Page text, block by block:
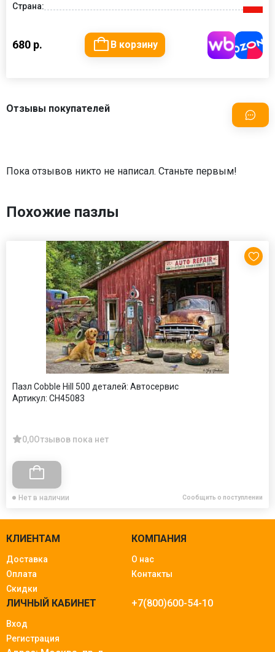
Страна:
680 р. В корзину
Отзывы покупателей
Пока отзывов никто не написал. Станьте первым!
Похожие пазлы
Пазл Cobble Hill 500 деталей: Автосервис
Артикул: CH45083
0,0Отзывов пока нет
Нет в наличии Сообщить о поступлении
КЛИЕНТАМ
Доставка
Оплата
Скидки
КОМПАНИЯ
О нас
Контакты
ЛИЧНЫЙ КАБИНЕТ
Вход
Регистрация
+7(800)600-54-10